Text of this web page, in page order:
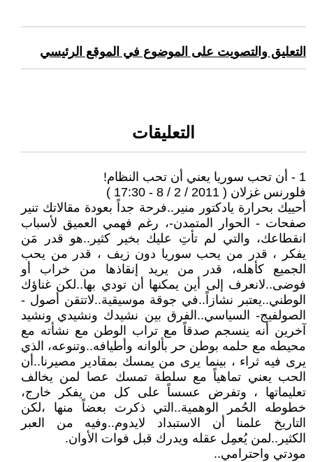
التعليق والتصويت على الموضوع في الموقع الرئيسي
التعليقات
1 - أن تحب سوريا يعني أن تحب النظام!
فلورنس غزلان ( 2011 / 2 / 8 - 17:30 )
أحييك بحرارة يادكتور منير..فرحة جداً بعودة مقالاتك تنير
صفحات - الحوار المتمدن-، رغم فهمي العميق لأسباب
انقطاعك، والتي لم تأتِ عليك بخير كثير..هو قدر مَن
يفكر ، قدر من يحب سوريا دون زيف ، قدر من يحب
الجميع كأهله، قدر من يريد إنقاذها من خراب أو
فوضى..لانعرف إلى أين يمكنها أن تودي بها..لكن غناؤك
الوطني..يعتبر نشازاً..في جوقة موسيقية..لاتتقن أصول -
الصولفيج- السياسي..الفرق بين نشيدك ونشيدي ونشيد
آخرين أنه ينسجم صدقاً مع تراب الوطن مع نشأته مع
محيطه مع حلمه بوطن حر بألوانه وأطيافه..وتنوعه، الذي
يرى فيه ثراء ، بينما يرى من يمسك بمقادير مصيرنا..أن
الحب يعني تماهياً مع سلطة تمسك عصا لمن يخالف
تعليماتها ، وتفرض عسساً على كل من يفكر خارج،
خطوطه الحُمر الوهمية..التي ذكرت بعضاً منها ،لكن
التاريخ علمنا أن الاستبداد لايدوم..وفيه من العبر
الكثير..لمن يُعمِل عقله ويدرك قبل فوات الأوان.
مودتي واحترامي..